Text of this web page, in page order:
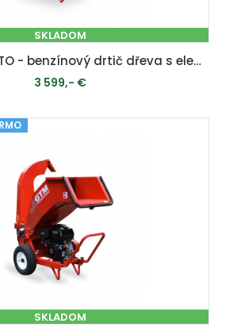
SKLADOM
GTS 1300 GE TO - benzínový drtič dřeva s elektrostartem a otočným komínem
3 599,- €
PRIDAŤ DO KOŠÍKA
SKLADOM